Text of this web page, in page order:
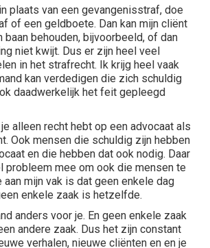
plaats van een gevangenisstraf, doe
of een geldboete. Dan kan mijn cliënt
baan behouden, bijvoorbeeld, of dan
niet kwijt. Dus er zijn heel veel
in het strafrecht. Ik krijg heel vaak
kan verdedigen die zich schuldig
daadwerkelijk het feit gepleegd
alleen recht hebt op een advocaat als
Ook mensen die schuldig zijn hebben
en die hebben dat ook nodig. Daar
probleem mee om ook die mensen te
aan mijn vak is dat geen enkele dag
enkele zaak is hetzelfde.
anders voor je. En geen enkele zaak
andere zaak. Dus het zijn constant
verhalen, nieuwe cliënten en en je